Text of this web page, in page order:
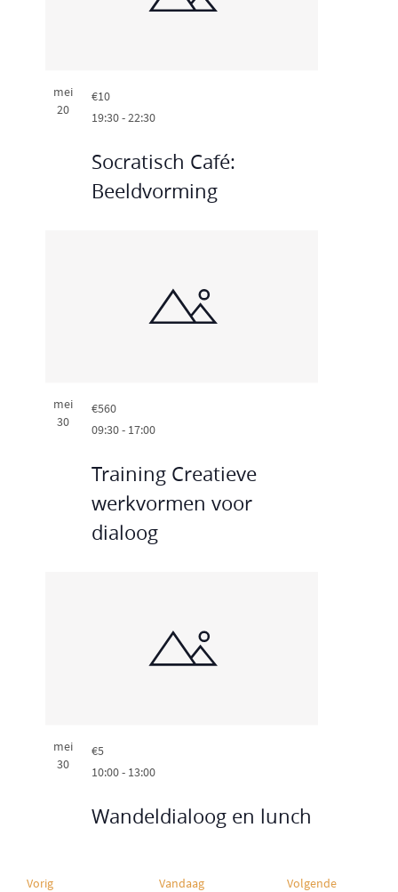
mei
20
Socratisch Café:
Beeldvorming
19:30-22:30
€10
mei
30
Training Creatieve
werkvormen voor
dialoog
09:30- 17:00
€560
mei
30
Wandeldialoog en lunch
10:00- 13:00
€5
VorigE
Vandaag VolgendeE